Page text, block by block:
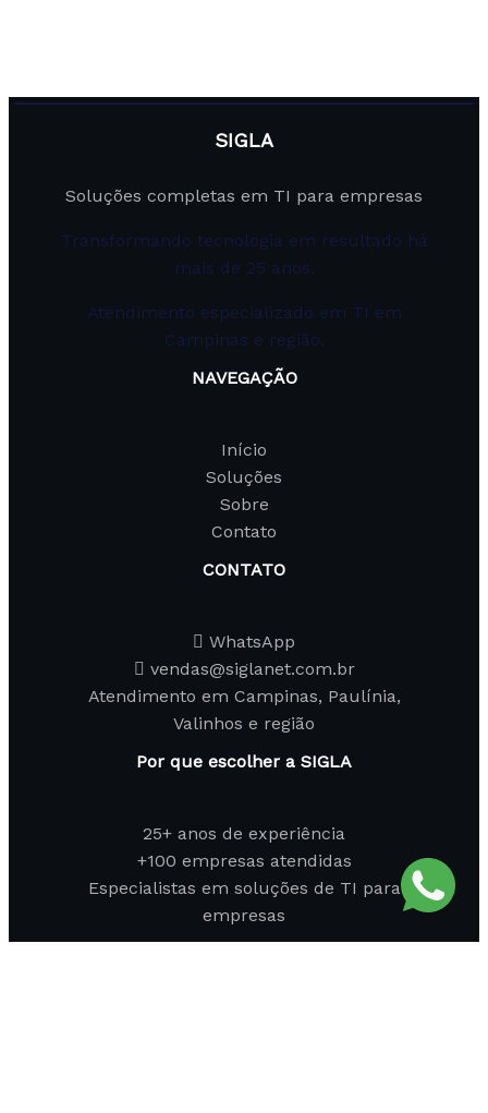
SIGLA
Soluções completas em TI para empresas
Transformando tecnologia em resultado há
mais de 25 anos.
Atendimento especializado em TI em
Campinas e região.
NAVEGAÇÃO
Início
Soluções
Sobre
Contato
CONTATO
WhatsApp
vendas@siglanet.com.br
Atendimento em Campinas, Paulínia,
Valinhos e região
Por que escolher a SIGLA
25+ anos de experiência
+100 empresas atendidas
Especialistas em soluções de TI para
empresas